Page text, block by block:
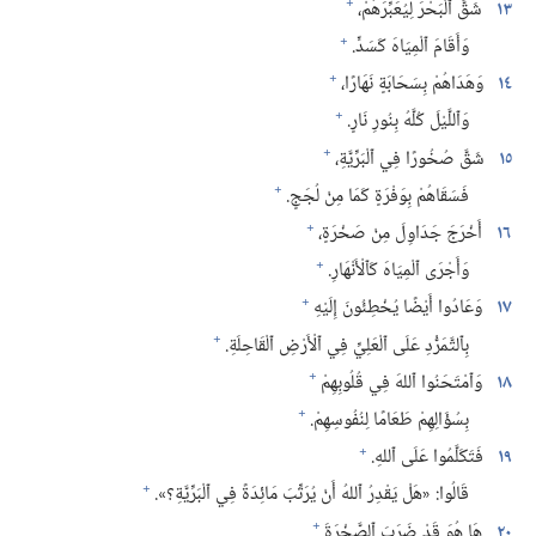
١٣ شَقَّ ٱلْبَحْرَ لِيُعَبِّرَهُمْ،‏ +
وَأَقَامَ ٱلْمِيَاهَ كَسَدٍّ.‏ +
١٤ وَهَدَاهُمْ بِسَحَابَةٍ نَهَارًا،‏ +
وَٱللَّيْلَ كُلَّهُ بِنُورِ نَارٍ.‏ +
١٥ شَقَّ صُخُورًا فِي ٱلْبَرِّيَّةِ،‏ +
فَسَقَاهُمْ بِوَفْرَةٍ كَمَا مِنْ لُجَجٍ.‏ +
١٦ أَخْرَجَ جَدَاوِلَ مِنْ صَخْرَةٍ،‏ +
وَأَجْرَى ٱلْمِيَاهَ كَٱلْأَنْهَارِ.‏ +
١٧ وَعَادُوا أَيْضًا يُخْطِئُونَ إِلَيْهِ +
بِٱلتَّمَرُّدِ عَلَى ٱلْعَلِيِّ فِي ٱلْأَرْضِ ٱلْقَاحِلَةِ.‏ +
١٨ وَٱمْتَحَنُوا ٱللهَ فِي قُلُوبِهِمْ +
بِسُؤَالِهِمْ طَعَامًا لِنُفُوسِهِمْ.‏ +
١٩ فَتَكَلَّمُوا عَلَى ٱللهِ.‏ +
قَالُوا:‏ «هَلْ يَقْدِرُ ٱللهُ أَنْ يُرَتِّبَ مَائِدَةً فِي ٱلْبَرِّيَّةِ؟‏».‏ +
+